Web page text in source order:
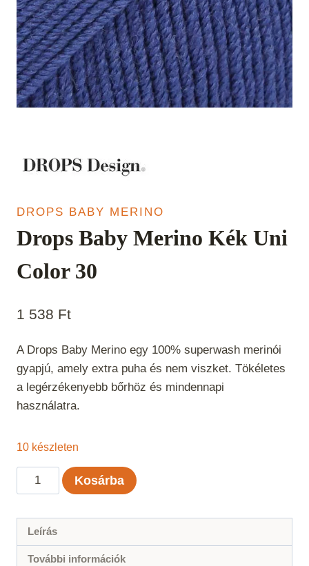
DROPS BABY MERINO
Drops Baby Merino Kék Uni
Color 30
1 538 Ft
A Drops Baby Merino egy 100% superwash merinói
gyapjú, amely extra puha és nem viszket. Tökéletes
a legérzékenyebb bőrhöz és mindennapi
használatra.
10 készleten
Drops
Baby
Kék
Uni
Kosárba
Leírás
További információk